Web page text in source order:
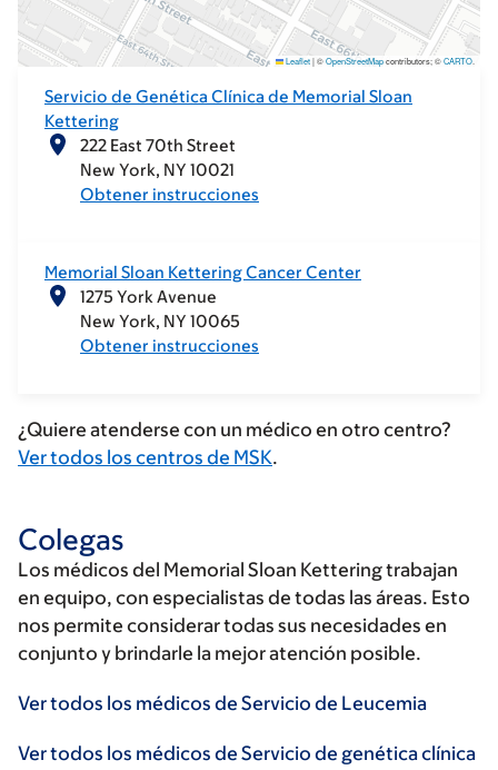
Servicio de Genética Clínica de Memorial Sloan
Kettering
222 East 70th Street
New York NY 10021
Obtener instrucciones
Memorial Sloan Kettering Cancer Center
1275 York Avenue
New York NY 10065
Obtener instrucciones
Leaflet|©OpenStreetMapcontributors; ©CARTO.
¿Quiere atenderse con un médico en otro centro?
Ver todos los centros de MSK.
Colegas
Los médicos del Memorial Sloan Kettering trabajan
en equipo, con especialistas de todas las áreas. Esto
nos permite considerar todas sus necesidades en
conjunto y brindarle la mejor atención posible.
Ver todos los médicos de Servicio de Leucemia
Ver todos los médicos de Servicio de genética clínica